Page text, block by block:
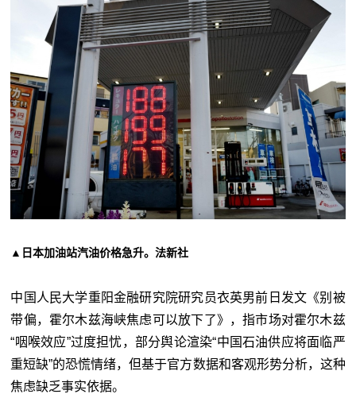
▲日本加油站汽油价格急升。法新社
中国人民大学重阳金融研究院研究员衣英男前日发文《别被
带偏，霍尔木兹海峡焦虑可以放下了》，指市场对霍尔木兹
“咽喉效应”过度担忧，部分舆论渲染“中国石油供应将面临严
重短缺”的恐慌情绪，但基于官方数据和客观形势分析，这种
焦虑缺乏事实依据。